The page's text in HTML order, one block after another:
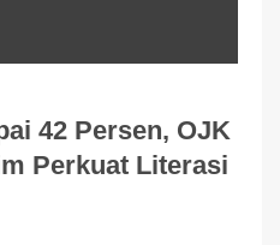
42 Persen, OJK
Perkuat Literasi